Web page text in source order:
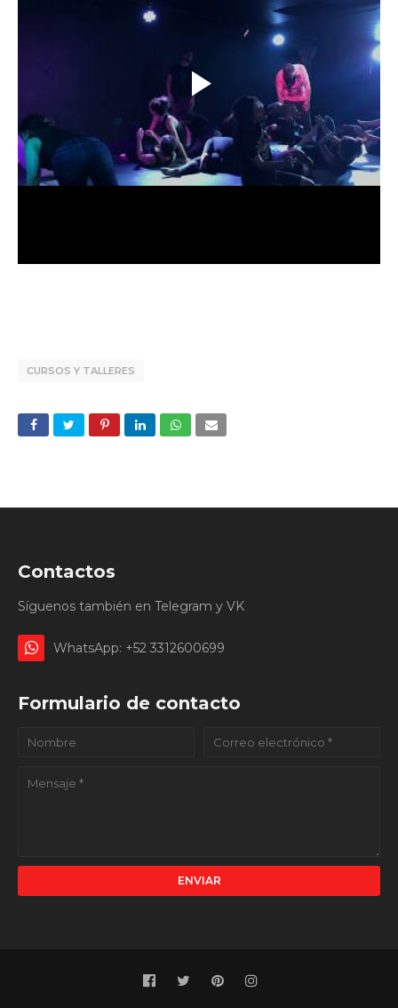
CURSOS Y TALLERES
Contactos
Síguenos también en Telegram y VK
WhatsApp: +52 3312600699
Formulario de contacto